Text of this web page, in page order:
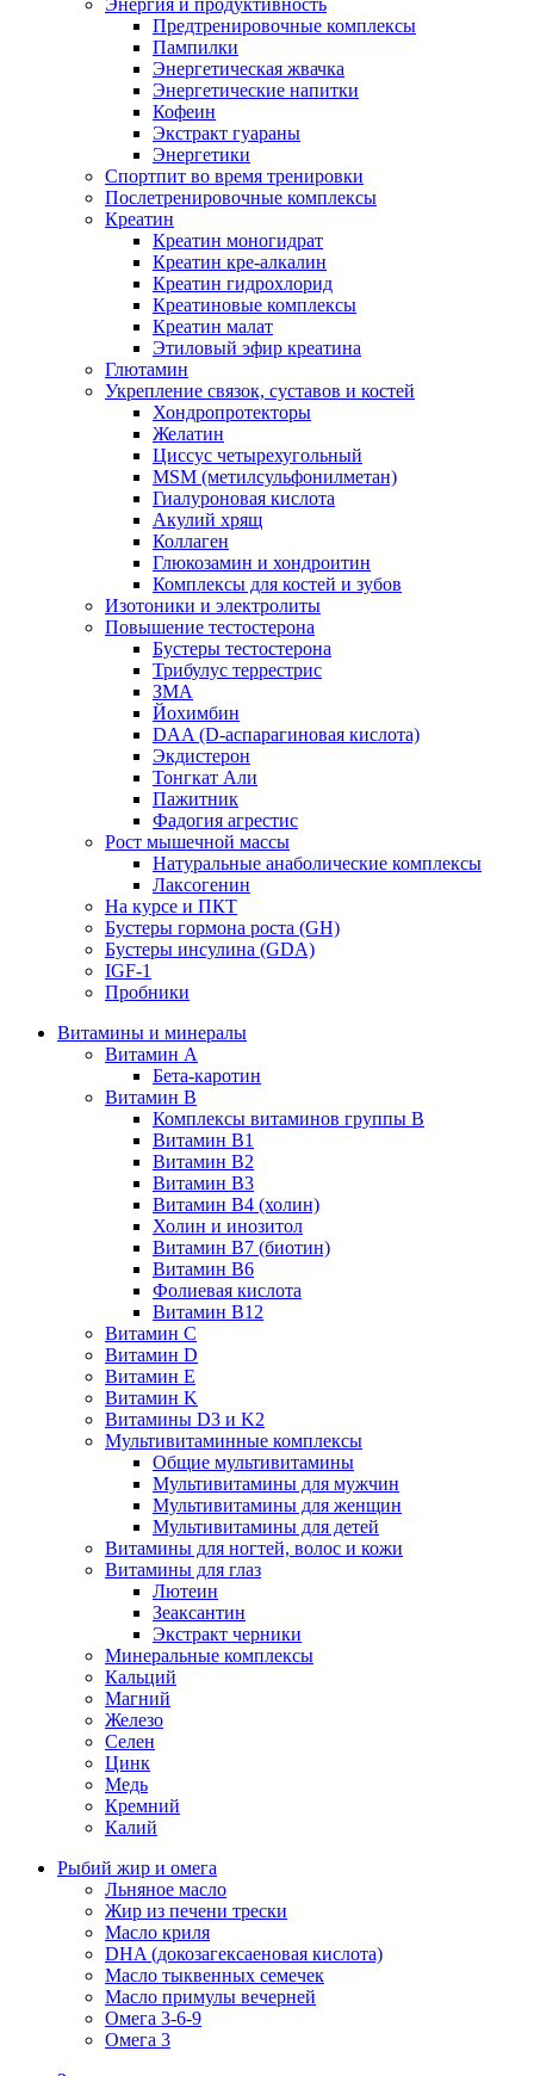
Энергия и продуктивность
Предтренировочные комплексы
Пампилки
Энергетическая жвачка
Энергетические напитки
Кофеин
Экстракт гуараны
Энергетики
Спортпит во время тренировки
Послетренировочные комплексы
Креатин
Креатин моногидрат
Креатин кре-алкалин
Креатин гидрохлорид
Креатиновые комплексы
Креатин малат
Этиловый эфир креатина
Глютамин
Укрепление связок, суставов и костей
Хондропротекторы
Желатин
Циссус четырехугольный
MSM (метилсульфонилметан)
Гиалуроновая кислота
Акулий хрящ
Коллаген
Глюкозамин и хондроитин
Комплексы для костей и зубов
Изотоники и электролиты
Повышение тестостерона
Бустеры тестостерона
Трибулус террестрис
ЗМА
Йохимбин
DAA (D-аспарагиновая кислота)
Экдистерон
Тонгкат Али
Пажитник
Фадогия агрестис
Рост мышечной массы
Натуральные анаболические комплексы
Лаксогенин
На курсе и ПКТ
Бустеры гормона роста (GH)
Бустеры инсулина (GDA)
IGF-1
Пробники
Витамины и минералы
Витамин A
Бета-каротин
Витамин B
Комплексы витаминов группы B
Витамин B1
Витамин B2
Витамин B3
Витамин B4 (холин)
Холин и инозитол
Витамин B7 (биотин)
Витамин B6
Фолиевая кислота
Витамин B12
Витамин C
Витамин D
Витамин E
Витамин K
Витамины D3 и K2
Мультивитаминные комплексы
Общие мультивитамины
Мультивитамины для мужчин
Мультивитамины для женщин
Мультивитамины для детей
Витамины для ногтей, волос и кожи
Витамины для глаз
Лютеин
Зеаксантин
Экстракт черники
Минеральные комплексы
Кальций
Магний
Железо
Селен
Цинк
Медь
Кремний
Калий
Рыбий жир и омега
Льняное масло
Жир из печени трески
Масло криля
DHA (докозагексаеновая кислота)
Масло тыквенных семечек
Масло примулы вечерней
Омега 3-6-9
Омега 3